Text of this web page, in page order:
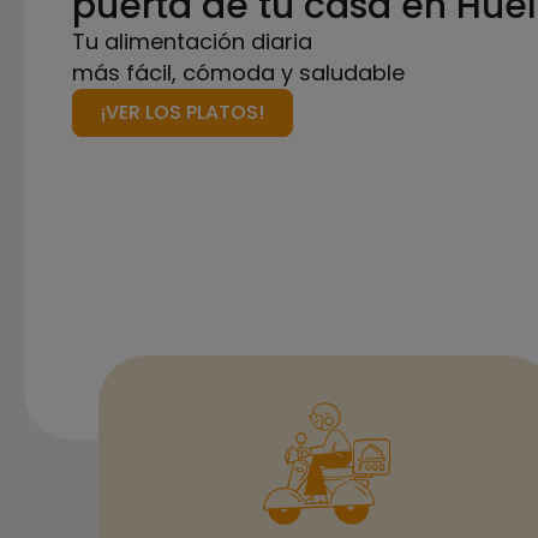
Tu alimentación diaria
más fácil, cómoda y saludable
¡VER LOS PLATOS!